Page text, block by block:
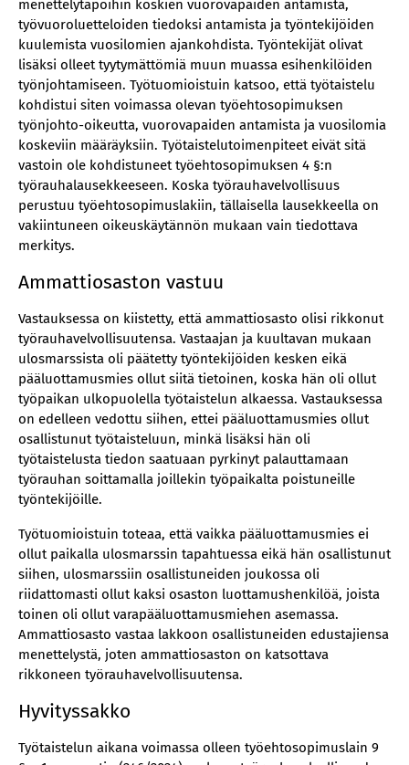
menettelytapoihin koskien vuorovapaiden antamista,
työvuoroluetteloiden tiedoksi antamista ja työntekijöiden
kuulemista vuosilomien ajankohdista. Työntekijät olivat
lisäksi olleet tyytymättömiä muun muassa esihenkilöiden
työnjohtamiseen. Työtuomioistuin katsoo, että työtaistelu
kohdistui siten voimassa olevan työehtosopimuksen
työnjohto-oikeutta, vuorovapaiden antamista ja vuosilomia
koskeviin määräyksiin. Työtaistelutoimenpiteet eivät sitä
vastoin ole kohdistuneet työehtosopimuksen 4 §:n
työrauhalausekkeeseen. Koska työrauhavelvollisuus
perustuu työehtosopimuslakiin, tällaisella lausekkeella on
vakiintuneen oikeuskäytännön mukaan vain tiedottava
merkitys.
Ammattiosaston vastuu
Vastauksessa on kiistetty, että ammattiosasto olisi rikkonut
työrauhavelvollisuutensa. Vastaajan ja kuultavan mukaan
ulosmarssista oli päätetty työntekijöiden kesken eikä
pääluottamusmies ollut siitä tietoinen, koska hän oli ollut
työpaikan ulkopuolella työtaistelun alkaessa. Vastauksessa
on edelleen vedottu siihen, ettei pääluottamusmies ollut
osallistunut työtaisteluun, minkä lisäksi hän oli
työtaistelusta tiedon saatuaan pyrkinyt palauttamaan
työrauhan soittamalla joillekin työpaikalta poistuneille
työntekijöille.
Työtuomioistuin toteaa, että vaikka pääluottamusmies ei
ollut paikalla ulosmarssin tapahtuessa eikä hän osallistunut
siihen, ulosmarssiin osallistuneiden joukossa oli
riidattomasti ollut kaksi osaston luottamushenkilöä, joista
toinen oli ollut varapääluottamusmiehen asemassa.
Ammattiosasto vastaa lakkoon osallistuneiden edustajiensa
menettelystä, joten ammattiosaston on katsottava
rikkoneen työrauhavelvollisuutensa.
Hyvityssakko
Työtaistelun aikana voimassa olleen työehtosopimuslain 9